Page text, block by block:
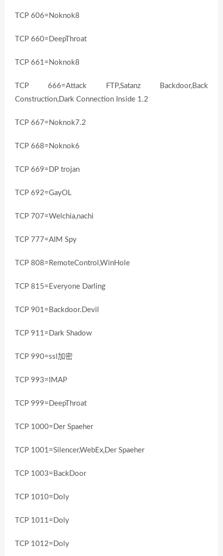
TCP 606=Noknok8
TCP 660=DeepThroat
TCP 661=Noknok8
TCP 666=Attack FTP,Satanz Backdoor,Back
Construction,Dark Connection Inside 1.2
TCP 667=Noknok7.2
TCP 668=Noknok6
TCP 669=DP trojan
TCP 692=GayOL
TCP 707=Welchia,nachi
TCP 777=AIM Spy
TCP 808=RemoteControl,WinHole
TCP 815=Everyone Darling
TCP 901=Backdoor.Devil
TCP 911=Dark Shadow
TCP 990=ssl加密
TCP 993=IMAP
TCP 999=DeepThroat
TCP 1000=Der Spaeher
TCP 1001=Silencer,WebEx,Der Spaeher
TCP 1003=BackDoor
TCP 1010=Doly
TCP 1011=Doly
TCP 1012=Doly